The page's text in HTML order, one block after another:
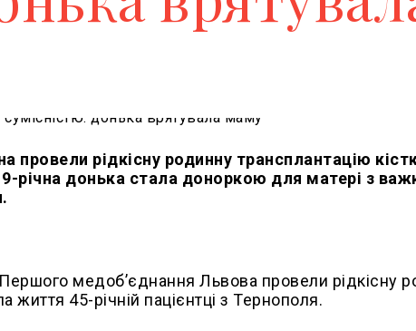
провели рідкісну родинну трансплантацію
річна донька стала доноркою для матері з
медоб’єднання Львова провели рідкісну
життя 45-річній пацієнтці з Тернополя.